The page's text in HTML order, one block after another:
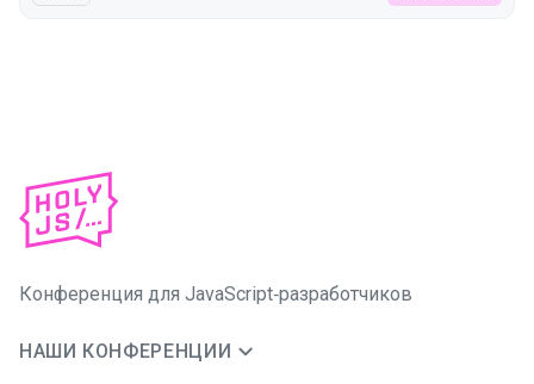
Конференция для JavaScript‑разработчиков
НАШИ КОНФЕРЕНЦИИ